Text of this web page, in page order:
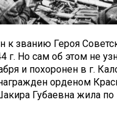
к званию Героя
г. Но сам об этом не
и похоронен в г.
орденом
Губаевна жила по